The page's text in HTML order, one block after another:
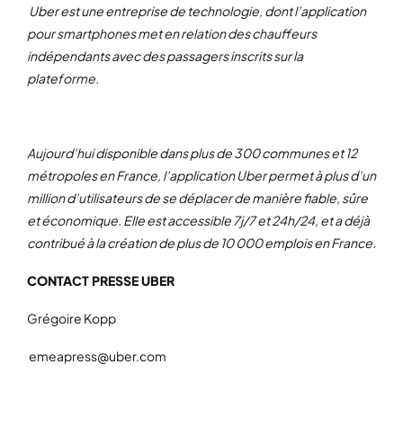
Uber est une entreprise de technologie, dont l’application
pour smartphones met en relation des chauffeurs
indépendants avec des passagers inscrits sur la
plateforme.
Aujourd’hui disponible dans plus de 300 communes et 12
métropoles en France, l’application Uber permet à plus d’un
million d’utilisateurs de se déplacer de manière fiable, sûre
et économique. Elle est accessible 7j/7 et 24h/24, et a déjà
contribué à la création de plus de 10 000 emplois en France.
CONTACT PRESSE UBER
Grégoire Kopp
emeapress@uber.com